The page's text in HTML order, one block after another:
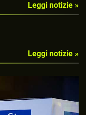
Leggi notizie »
Leggi notizie »